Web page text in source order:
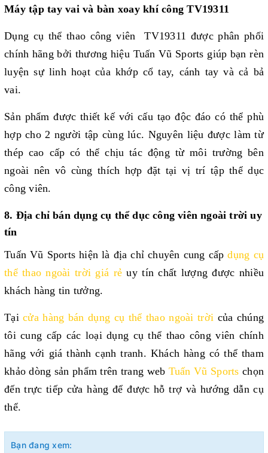
Máy tập tay vai và bàn xoay khí công TV19311
Dụng cụ thể thao công viên  TV19311 được phân phối
chính hãng bởi thương hiệu Tuấn Vũ Sports giúp bạn rèn
luyện sự linh hoạt của khớp cổ tay, cánh tay và cả bả
vai.
Sản phẩm được thiết kế với cấu tạo độc đáo có thể phù
hợp cho 2 người tập cùng lúc. Nguyên liệu được làm từ
thép cao cấp có thể chịu tác động từ môi trường bên
ngoài nên vô cùng thích hợp đặt tại vị trí tập thể dục
công viên.
8. Địa chỉ bán dụng cụ thể dục công viên ngoài trời uy
tín
Tuấn Vũ Sports hiện là địa chỉ chuyên cung cấp dụng cụ
thể thao ngoài trời giá rẻ uy tín chất lượng được nhiều
khách hàng tin tưởng.
Tại cửa hàng bán dụng cụ thể thao ngoài trời của chúng
tôi cung cấp các loại dụng cụ thể thao công viên chính
hãng với giá thành cạnh tranh. Khách hàng có thể tham
khảo dòng sản phẩm trên trang web Tuấn Vũ Sports chọn
đến trực tiếp cửa hàng để được hỗ trợ và hướng dẫn cụ
thể.
Bạn đang xem: